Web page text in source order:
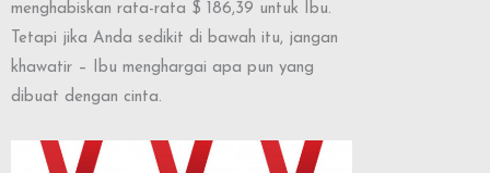
menghabiskan rata-rata $ 186,39 untuk Ibu.
Tetapi jika Anda sedikit di bawah itu, jangan
khawatir – Ibu menghargai apa pun yang
dibuat dengan cinta.